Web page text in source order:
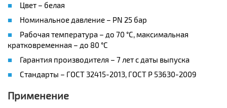
Цвет – белая
Номинальное давление – PN 25 бар
Рабочая температура – до 70 °C, максимальная
кратковременная – до 80 °C
Гарантия производителя – 7 лет с даты выпуска
Стандарты – ГОСТ 32415-2013, ГОСТ Р 53630-2009
Применение